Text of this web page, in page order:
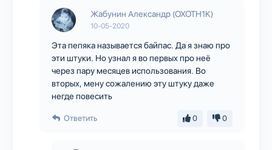
Жабунин Александр (OXOTH1K)
10-05-2020
Эта пепяка называется байпас. Да я знаю про
эти штуки. Но узнал я во первых про неё
через пару месяцев использования. Во
вторых, мену сожалению эту штуку даже
негде повесить
Ответить 0 0